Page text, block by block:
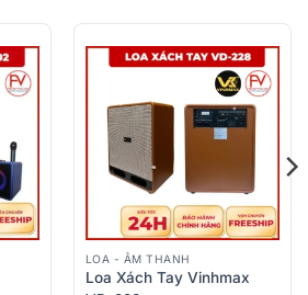
LOA - ÂM THANH
Loa Xách Tay Vinhmax